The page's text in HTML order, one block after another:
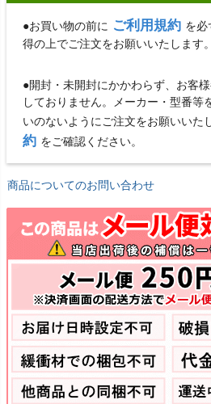
●お買い物の前に ご利用規約 を必
得の上でご注文をお願いいたします。
●開封・未開封にかかわらず、お客
しておりません。メーカー・型番等
いのないようにご注文をお願いいた
約 をご確認ください。
商品についてのお問い合わせ